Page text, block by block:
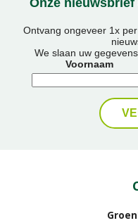
Ontvang ongeveer 1x
We slaan uw
Voornaam